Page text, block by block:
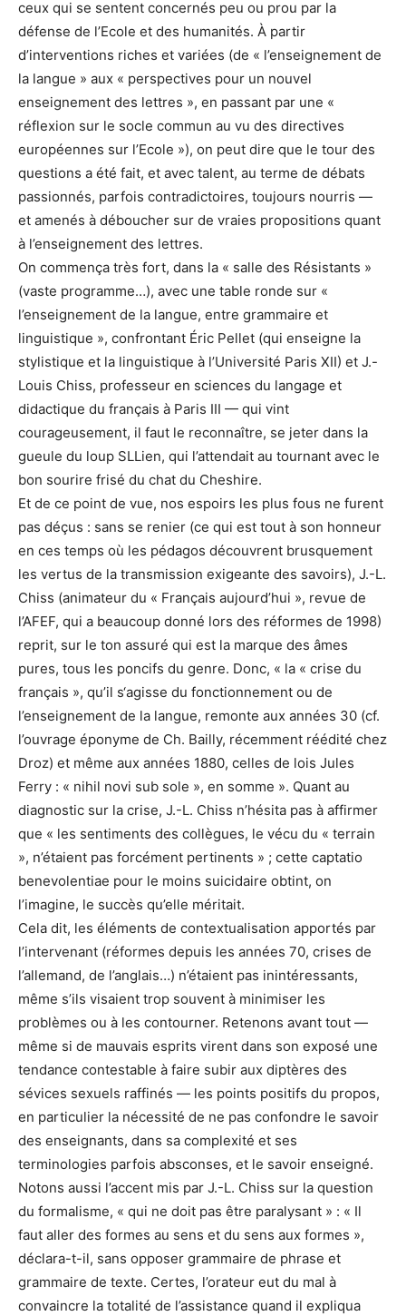
ceux qui se sentent concernés peu ou prou par la
défense de l’Ecole et des humanités. À partir
d’interventions riches et variées (de « l’enseignement de
la langue » aux « perspectives pour un nouvel
enseignement des lettres », en passant par une «
réflexion sur le socle commun au vu des directives
européennes sur l’Ecole »), on peut dire que le tour des
questions a été fait, et avec talent, au terme de débats
passionnés, parfois contradictoires, toujours nourris —
et amenés à déboucher sur de vraies propositions quant
à l’enseignement des lettres.
On commença très fort, dans la « salle des Résistants »
(vaste programme…), avec une table ronde sur «
l’enseignement de la langue, entre grammaire et
linguistique », confrontant Éric Pellet (qui enseigne la
stylistique et la linguistique à l’Université Paris XII) et J.-
Louis Chiss, professeur en sciences du langage et
didactique du français à Paris III — qui vint
courageusement, il faut le reconnaître, se jeter dans la
gueule du loup SLLien, qui l’attendait au tournant avec le
bon sourire frisé du chat du Cheshire.
Et de ce point de vue, nos espoirs les plus fous ne furent
pas déçus : sans se renier (ce qui est tout à son honneur
en ces temps où les pédagos découvrent brusquement
les vertus de la transmission exigeante des savoirs), J.-L.
Chiss (animateur du « Français aujourd’hui », revue de
l’AFEF, qui a beaucoup donné lors des réformes de 1998)
reprit, sur le ton assuré qui est la marque des âmes
pures, tous les poncifs du genre. Donc, « la « crise du
français », qu’il s‘agisse du fonctionnement ou de
l’enseignement de la langue, remonte aux années 30 (cf.
l’ouvrage éponyme de Ch. Bailly, récemment réédité chez
Droz) et même aux années 1880, celles de lois Jules
Ferry : « nihil novi sub sole », en somme ». Quant au
diagnostic sur la crise, J.-L. Chiss n’hésita pas à affirmer
que « les sentiments des collègues, le vécu du « terrain
», n’étaient pas forcément pertinents » ; cette captatio
benevolentiae pour le moins suicidaire obtint, on
l’imagine, le succès qu’elle méritait.
Cela dit, les éléments de contextualisation apportés par
l’intervenant (réformes depuis les années 70, crises de
l’allemand, de l’anglais…) n’étaient pas inintéressants,
même s’ils visaient trop souvent à minimiser les
problèmes ou à les contourner. Retenons avant tout —
même si de mauvais esprits virent dans son exposé une
tendance contestable à faire subir aux diptères des
sévices sexuels raffinés — les points positifs du propos,
en particulier la nécessité de ne pas confondre le savoir
des enseignants, dans sa complexité et ses
terminologies parfois absconses, et le savoir enseigné.
Notons aussi l’accent mis par J.-L. Chiss sur la question
du formalisme, « qui ne doit pas être paralysant » : « Il
faut aller des formes au sens et du sens aux formes »,
déclara-t-il, sans opposer grammaire de phrase et
grammaire de texte. Certes, l’orateur eut du mal à
convaincre la totalité de l’assistance quand il expliqua